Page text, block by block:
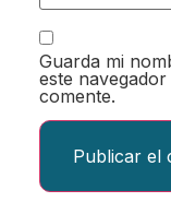
Guarda mi
este
comente.